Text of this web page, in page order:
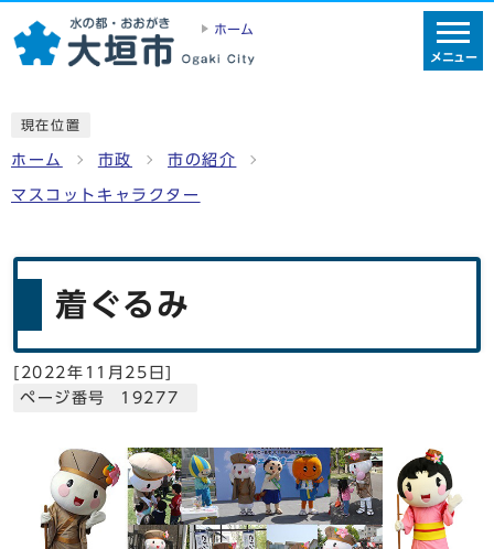
ホーム
メニュー
現在位置
ホーム 市政 市の紹介
マスコットキャラクター
着ぐるみ
[ 2022年11月25日]
ページ番号 19277